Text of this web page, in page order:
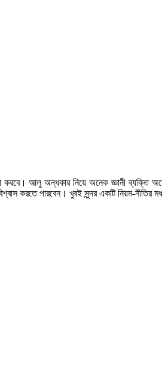
আলু অন্ধকার নিয়ে অনেক জ্ঞানী ব্যক্তি
করতে পারবেন। খুবই সুন্দর একটি নিয়ম-নীতির